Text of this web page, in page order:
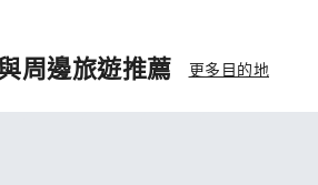
周邊旅遊推薦 更多目的地